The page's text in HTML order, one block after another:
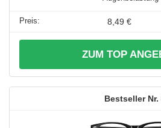
8,49 €
ZUM TOP